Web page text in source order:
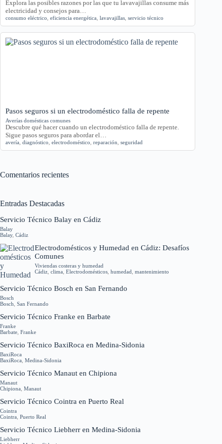
Explora las posibles razones por las que tu lavavajillas consume más
electricidad y consejos para…
consumo eléctrico eficiencia energética lavavajillas servicio técnico
Pasos seguros si un electrodoméstico falla de repente
Averías domésticas comunes
Descubre qué hacer cuando un electrodoméstico falla de repente.
Sigue pasos seguros para abordar el…
avería diagnóstico electrodoméstico reparación seguridad
Comentarios recientes
Entradas Destacadas
Servicio Técnico Balay en Cádiz
Balay
Balay, Cádiz
Electrodomésticos y Humedad en Cádiz: Desafíos
Comunes
Viviendas costeras y humedad
Cádiz clima Electrodomésticos humedad mantenimiento
Servicio Técnico Bosch en San Fernando
Bosch
Bosch San Fernando
Servicio Técnico Franke en Barbate
Franke
Barbate Franke
Servicio Técnico BaxiRoca en Medina-Sidonia
BaxiRoca
BaxiRoca Medina-Sidonia
Servicio Técnico Manaut en Chipiona
Manaut
Chipiona Manaut
Servicio Técnico Cointra en Puerto Real
Cointra
Cointra Puerto Real
Servicio Técnico Liebherr en Medina-Sidonia
Liebherr